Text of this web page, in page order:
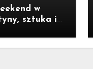
w
sztuka i